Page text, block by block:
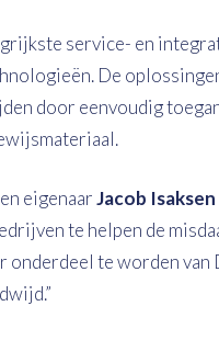
service- en
De
door eenvoudig
eigenaarJacob Isaksen
te helpen de
onderdeel te worden